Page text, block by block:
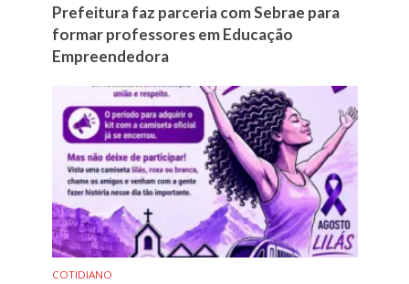
Prefeitura faz parceria com Sebrae para
formar professores em Educação
Empreendedora
COTIDIANO